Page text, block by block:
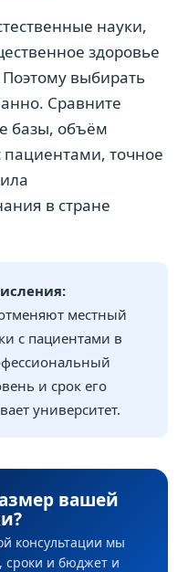
науки,
здоровье
выбирать
Сравните
базы, объём
точное
в стране
местный
с пациентами в
и срок его
университет.
вашей
консультации мы
сроки и бюджет и